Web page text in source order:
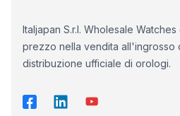
Italjapan S.r.l. Wholesale
prezzo nella vendita all'ingrosso
distribuzione ufficiale di orologi.